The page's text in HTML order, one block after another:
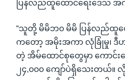
ပြန်လည်ထူထောင်ရေးဒေသ
“သူတို့ မိမိဘ၀ မိမိ ပြန်လည်ထူထ
ကတော့ အမိုးအကာ လုံခြုံမှု၊ ဒီဟ
တဲ့ အိမ်ထောင်စုတွေမှာ ကောင်း
၂၄,၀၀၀ ကျော်ပဲရှိသေးတယ်